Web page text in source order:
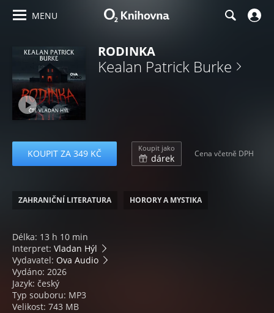
MENU
RODINKA
Kealan Patrick Burke
KOUPIT ZA 349 KČ Koupit jako
dárek Cena včetně DPH
ZAHRANIČNÍ LITERATURA HORORY A MYSTIKA
Délka: 13 h 10 min
Interpret: Vladan Hýl
Vydavatel: Ova Audio
Vydáno: 2026
Jazyk: český
Typ souboru: MP3
Velikost: 743 MB